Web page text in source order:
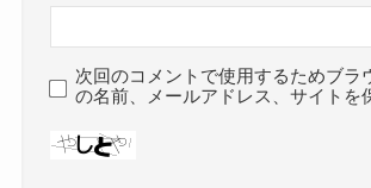
次回のコメントで使用するためブラ
の名前、メールアドレス、サイトを